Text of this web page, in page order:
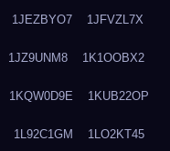
1JEZBYO7 1JFVZL7X
1JZ9UNM8 1K1OOBX2
1KQW0D9E 1KUB22OP
1L92C1GM 1LO2KT45